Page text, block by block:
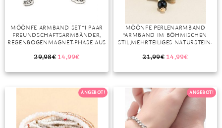
LAPISLAZULI
MARKASIT
MONDSTEIN
OPAL
MÖÖNFE ARMBAND SET “1 PAAR
FREUNDSCHAFTSARMBÄNDER,
REGENBOGENMAGNET-PHASE AUS
29,98€ 14,99€
MÖÖNFE PERLENARMBAND
“ARMBAND IM BÖHMISCHEN
STIL,MEHRTEILIGES NATURSTEIN-
21,99€ 14,99€
ANGEBOT! ANGEBOT!